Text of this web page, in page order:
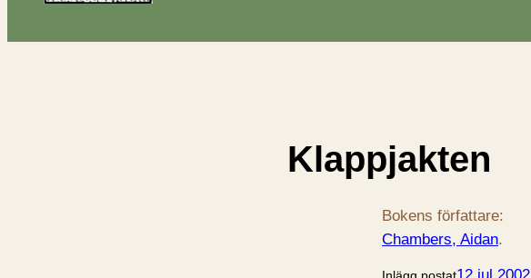
Klappjakten
Bokens författare:
Chambers, Aidan.
Inlägg postat12 jul 2002